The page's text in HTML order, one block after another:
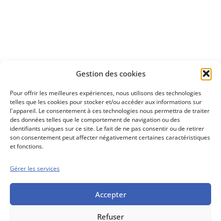
Gestion des cookies
Pour offrir les meilleures expériences, nous utilisons des technologies
telles que les cookies pour stocker et/ou accéder aux informations sur
l'appareil. Le consentement à ces technologies nous permettra de traiter
des données telles que le comportement de navigation ou des
identifiants uniques sur ce site. Le fait de ne pas consentir ou de retirer
son consentement peut affecter négativement certaines caractéristiques
et fonctions.
Gérer les services
Accepter
Refuser
Découvrez
Conseils boursiers depuis 1952
Propos Utiles est
une publication